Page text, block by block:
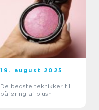
19. august 2025
De bedste teknikker til
påføring af blush